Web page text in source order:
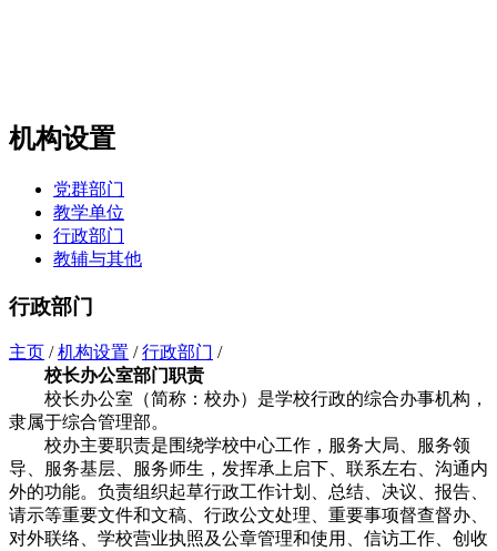
机构设置
党群部门
教学单位
行政部门
教辅与其他
行政部门
主页 /机构设置 /行政部门 /
校长办公室部门职责
校长办公室（简称：校办）是学校行政的综合办事机构，
隶属于综合管理部。
校办主要职责是围绕学校中心工作，服务大局、服务领
导、服务基层、服务师生，发挥承上启下、联系左右、沟通内
外的功能。负责组织起草行政工作计划、总结、决议、报告、
请示等重要文件和文稿、行政公文处理、重要事项督查督办、
对外联络、学校营业执照及公章管理和使用、信访工作、创收